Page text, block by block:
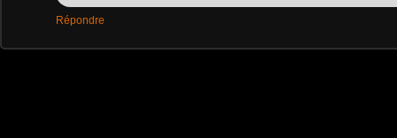
Répondre